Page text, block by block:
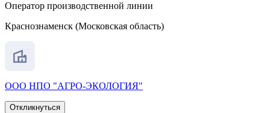
Оператор производственной линии
Краснознаменск (Московская область)
ООО НПО "АГРО-ЭКОЛОГИЯ"
Откликнуться